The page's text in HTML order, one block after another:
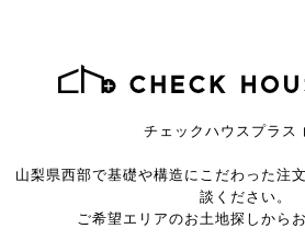
チェックハウスプラス
山梨県西部で基礎や構造にこだわった注
談ください。
ご希望エリアのお土地探しから